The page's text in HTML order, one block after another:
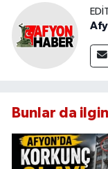
Bunlar da